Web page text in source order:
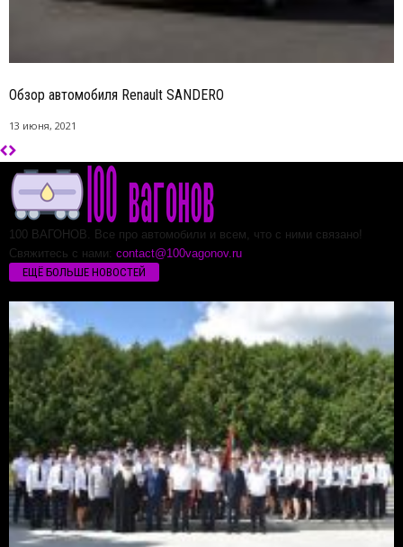
Обзор автомобиля Renault SANDERO
13 июня, 2021
100 ВАГОНОВ. Все про автомобили и всем, что с ними связано!
Свяжитесь с нами: contact@100vagonov.ru
ЕЩЁ БОЛЬШЕ НОВОСТЕЙ